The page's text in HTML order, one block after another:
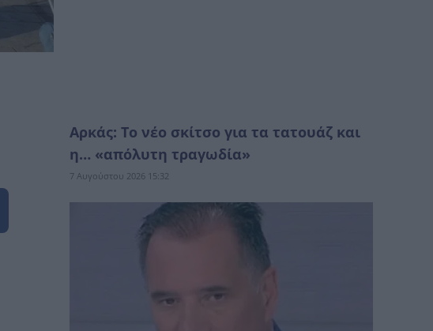
Αρκάς: Το νέο σκίτσο για τα τατουάζ και
η… «απόλυτη τραγωδία»
7 Αυγούστου 2026 15:32